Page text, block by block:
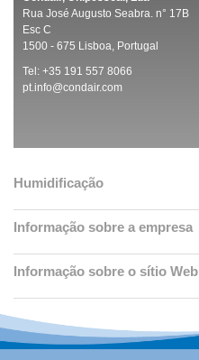
Rua José Augusto Seabra. n° 17B
Esc C
1500 - 675 Lisboa, Portugal
Tel: +35 191 557 8066
pt.info@condair.com
Humidificação
Informação sobre a empresa
Informação sobre o sítio Web